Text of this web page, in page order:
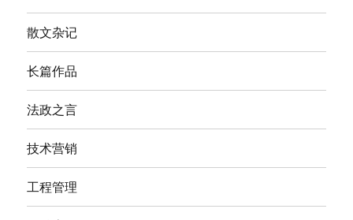
散文杂记
长篇作品
法政之言
技术营销
工程管理